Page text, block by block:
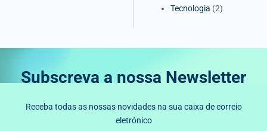
Tecnologia (2)
Subscreva a nossa Newsletter
Receba todas as nossas novidades na sua caixa de correio
eletrónico